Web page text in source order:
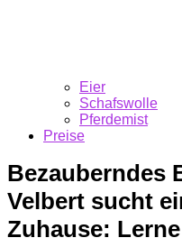
Eier
Schafswolle
Pferdemist
Preise
Bezauberndes
Velbert sucht
Zuhause: